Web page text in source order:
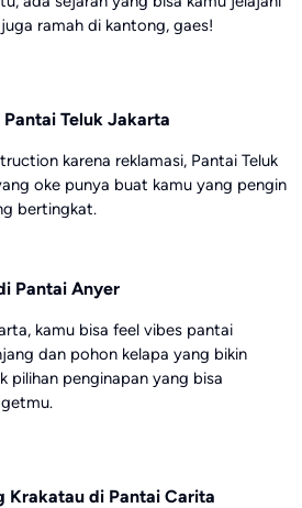
ramah di kantong, gaes!
Teluk Jakarta
karena reklamasi, Pantai Teluk
oke punya buat kamu yang pengin
bertingkat.
Pantai Anyer
kamu bisa feel vibes pantai
dan pohon kelapa yang bikin
pilihan penginapan yang bisa
Krakatau di Pantai Carita